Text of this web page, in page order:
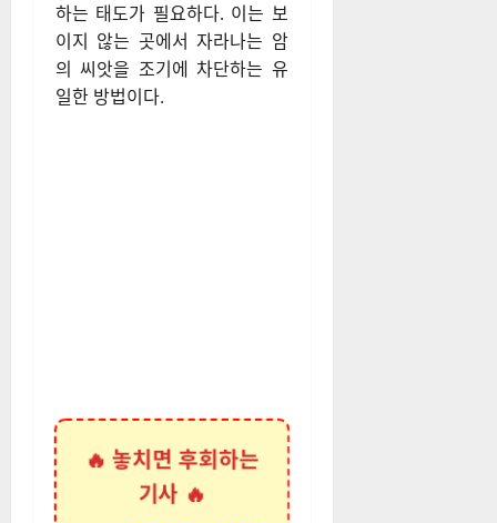
하는 태도가 필요하다. 이는 보
이지 않는 곳에서 자라나는 암
의 씨앗을 조기에 차단하는 유
일한 방법이다.
🔥 놓치면 후회하는
기사 🔥